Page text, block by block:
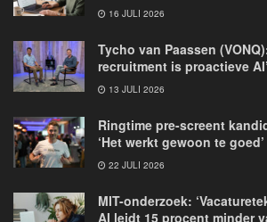
16 JULI 2026
Tycho van Paassen
recruitment is proactieve AI’
13 JULI 2026
Ringtime pre-screent
‘Het werkt gewoon te goed’
22 JULI 2026
MIT-onderzoek:
AI leidt 15 procent minder